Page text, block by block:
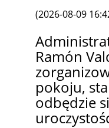
(2026-08-09
Ramón
pokoju,
odbędzie